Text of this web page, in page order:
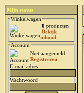
Mijn status
Winkelwagen
0 producten
Bekijk
inhoud
Account
Niet aangemeld
Registreren
E-mail adres
Wachtwoord